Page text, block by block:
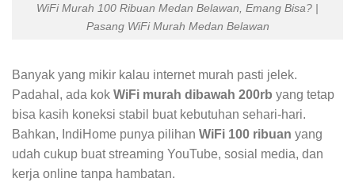
WiFi Murah 100 Ribuan Medan Belawan, Emang Bisa? |
Pasang WiFi Murah Medan Belawan
Banyak yang mikir kalau internet murah pasti jelek.
Padahal, ada kok WiFi murah dibawah 200rb yang tetap
bisa kasih koneksi stabil buat kebutuhan sehari-hari.
Bahkan, IndiHome punya pilihan WiFi 100 ribuan yang
udah cukup buat streaming YouTube, sosial media, dan
kerja online tanpa hambatan.